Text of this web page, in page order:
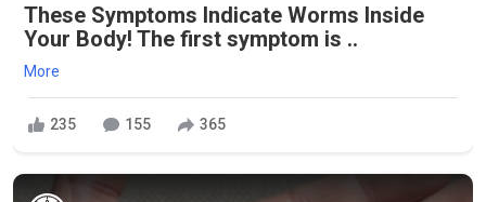
These Symptoms Indicate Worms Inside
Your Body! The first symptom is ..
More
235 155 365